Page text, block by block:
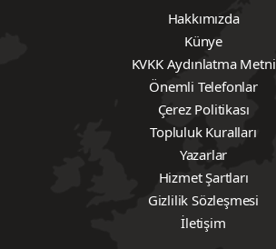
Hakkımızda
Künye
KVKK Aydınlatma Metni
Önemli Telefonlar
Çerez Politikası
Topluluk Kuralları
Yazarlar
Hizmet Şartları
Gizlilik Sözleşmesi
İletişim